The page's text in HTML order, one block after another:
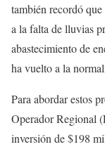
también recordó
a la falta de lluvias
abastecimiento de
ha vuelto a la
Para abordar estos
Operador Regional
inversión de $198